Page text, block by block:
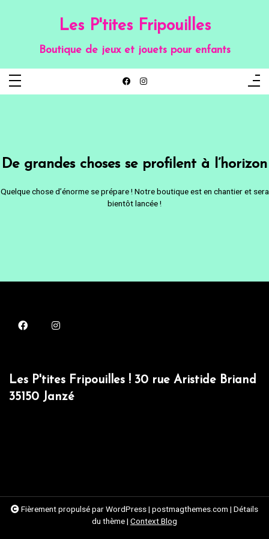
Les P'tites Fripouilles
Boutique de jeux et jouets pour enfants
De grandes choses se profilent à l’horizon
Quelque chose d’énorme se prépare ! Notre boutique est en chantier et sera
bientôt lancée !
Les P'tites Fripouilles ! 30 rue Aristide Briand
35150 Janzé
Fièrement propulsé par WordPress| postmagthemes.com | Détails
du thème| Context Blog